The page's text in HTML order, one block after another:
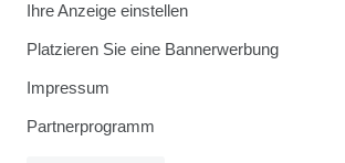
Ihre Anzeige einstellen
Platzieren Sie eine Bannerwerbung
Impressum
Partnerprogramm